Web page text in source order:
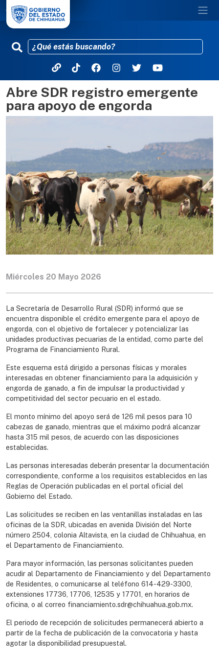
Pasar al contenido principal
Abre SDR registro emergente
para apoyo de engorda
Miércoles 20 Mayo 2026
La Secretaría de Desarrollo Rural (SDR) informó que se
encuentra disponible el crédito emergente para el apoyo de
engorda, con el objetivo de fortalecer y potencializar las
unidades productivas pecuarias de la entidad, como parte del
Programa de Financiamiento Rural.
Este esquema está dirigido a personas físicas y morales
interesadas en obtener financiamiento para la adquisición y
engorda de ganado, a fin de impulsar la productividad y
competitividad del sector pecuario en el estado.
El monto mínimo del apoyo será de 126 mil pesos para 10
cabezas de ganado, mientras que el máximo podrá alcanzar
hasta 315 mil pesos, de acuerdo con las disposiciones
establecidas.
Las personas interesadas deberán presentar la documentación
correspondiente, conforme a los requisitos establecidos en las
Reglas de Operación publicadas en el portal oficial del
Gobierno del Estado.
Las solicitudes se reciben en las ventanillas instaladas en las
oficinas de la SDR, ubicadas en avenida División del Norte
número 2504, colonia Altavista, en la ciudad de Chihuahua, en
el Departamento de Financiamiento.
Para mayor información, las personas solicitantes pueden
acudir al Departamento de Financiamiento y del Departamento
de Residentes, o comunicarse al teléfono 614-429-3300,
extensiones 17736, 17706, 12535 y 17701, en horarios de
oficina, o al correo financiamiento.sdr@chihuahua.gob.mx.
El periodo de recepción de solicitudes permanecerá abierto a
partir de la fecha de publicación de la convocatoria y hasta
agotar la disponibilidad presupuestal.